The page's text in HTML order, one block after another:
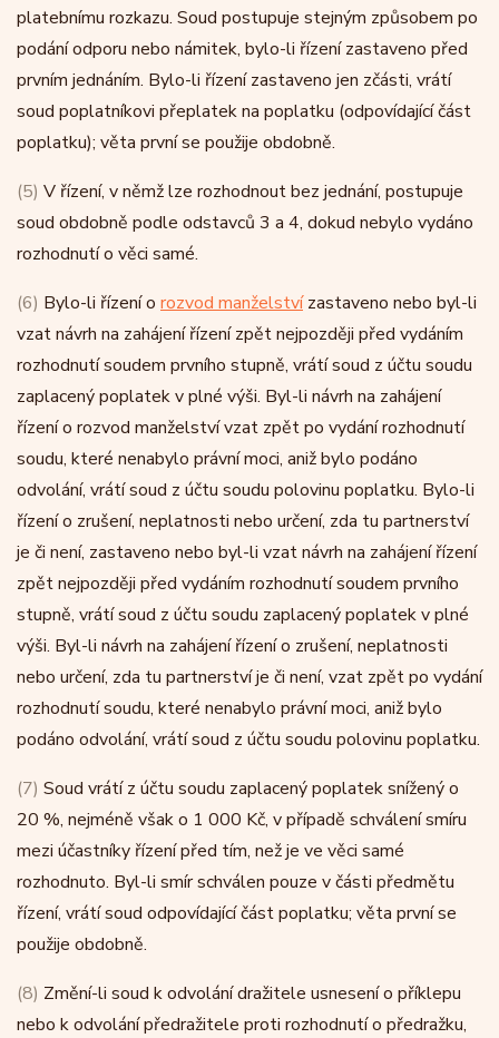
platebnímu rozkazu. Soud postupuje stejným způsobem po
podání odporu nebo námitek, bylo-li řízení zastaveno před
prvním jednáním. Bylo-li řízení zastaveno jen zčásti, vrátí
soud poplatníkovi přeplatek na poplatku (odpovídající část
poplatku); věta první se použije obdobně.
(5) V řízení, v němž lze rozhodnout bez jednání, postupuje
soud obdobně podle odstavců 3 a 4, dokud nebylo vydáno
rozhodnutí o věci samé.
(6) Bylo-li řízení o rozvod manželstvízastaveno nebo byl-li
vzat návrh na zahájení řízení zpět nejpozději před vydáním
rozhodnutí soudem prvního stupně, vrátí soud z účtu soudu
zaplacený poplatek v plné výši. Byl-li návrh na zahájení
řízení o rozvod manželství vzat zpět po vydání rozhodnutí
soudu, které nenabylo právní moci, aniž bylo podáno
odvolání, vrátí soud z účtu soudu polovinu poplatku. Bylo-li
řízení o zrušení, neplatnosti nebo určení, zda tu partnerství
je či není, zastaveno nebo byl-li vzat návrh na zahájení řízení
zpět nejpozději před vydáním rozhodnutí soudem prvního
stupně, vrátí soud z účtu soudu zaplacený poplatek v plné
výši. Byl-li návrh na zahájení řízení o zrušení, neplatnosti
nebo určení, zda tu partnerství je či není, vzat zpět po vydání
rozhodnutí soudu, které nenabylo právní moci, aniž bylo
podáno odvolání, vrátí soud z účtu soudu polovinu poplatku.
(7) Soud vrátí z účtu soudu zaplacený poplatek snížený o
20 %, nejméně však o 1 000 Kč, v případě schválení smíru
mezi účastníky řízení před tím, než je ve věci samé
rozhodnuto. Byl-li smír schválen pouze v části předmětu
řízení, vrátí soud odpovídající část poplatku; věta první se
použije obdobně.
(8) Změní-li soud k odvolání dražitele usnesení o příklepu
nebo k odvolání předražitele proti rozhodnutí o předražku,